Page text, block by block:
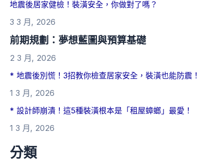
地震後居家健檢！裝潢安全，你做對了嗎？
3 3 月, 2026
前期規劃：夢想藍圖與預算基礎
2 3 月, 2026
* 地震後別慌！3招教你檢查居家安全，裝潢也能防震！
1 3 月, 2026
* 設計師崩潰！這5種裝潢根本是「租屋蟑螂」最愛！
1 3 月, 2026
分類